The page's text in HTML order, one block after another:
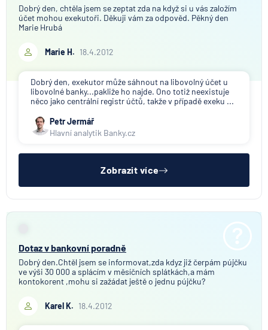
Dobrý den, chtěla jsem se zeptat zda na když si u vás založím
účet mohou exekutoři. Děkuji vám za odpověd. Pěkný den
Marie Hrubá
Marie H. 18.4.2012
Dobrý den, exekutor může sáhnout na libovolný účet u
libovolné banky...pakliže ho najde. Ono totiž neexistuje
něco jako centrální registr účtů, takže v případě exeku ...
Petr Jermář
Hlavní analytik Banky.cz
Zobrazit více
Dotaz v bankovní poradně
Dobrý den.Chtěl jsem se informovat,zda kdyz již čerpám pújčku
ve výši 30 000 a splácím v měsíčních splátkách,a mám
kontokorent ,mohu si zažádat ještě o jednu pújčku?
Karel K. 18.4.2012